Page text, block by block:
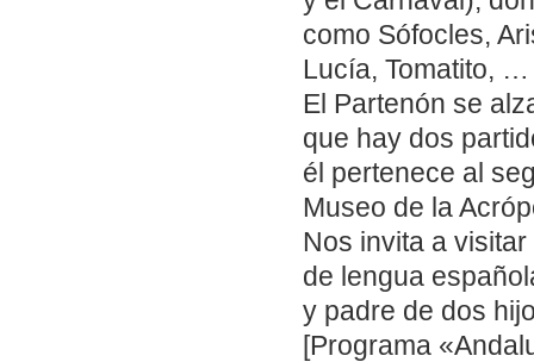
como Sófocles,
Lucía, Tomatito, …
El Partenón se
que hay dos
él pertenece al
Museo de la
Nos invita a
de lengua
y padre de dos
[Programa